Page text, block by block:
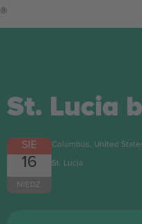
St. Lucia
SIE
16
NIEDZ.
Columbus, United
St. Lucia